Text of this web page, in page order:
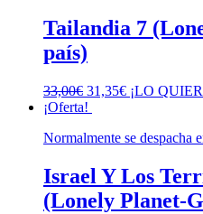
Tailandia 7
país)
33,00€ El
precio
era:
31,35€El
es:
¡LO
¡Oferta!
Normalmente se despacha
Israel Y Los
(Lonely Planet-